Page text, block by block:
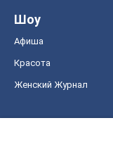
Шоу
Афиша
Красота
Женский Журнал